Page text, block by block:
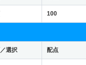
100
選択 配点